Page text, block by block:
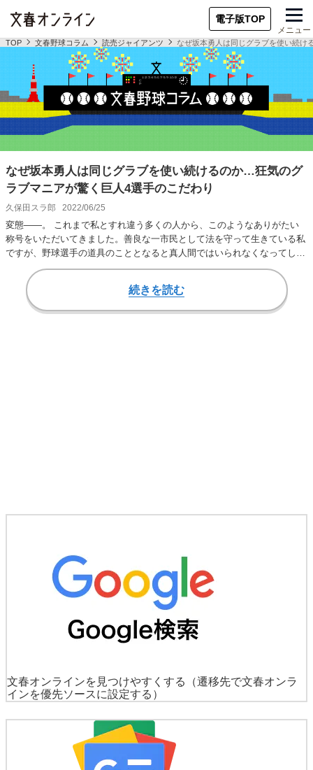
電子版TOP
メニュー
TOP 文春野球コラム 読売ジャイアンツ なぜ坂本勇人は同じグラブを使い続
なぜ坂本勇人は同じグラブを使い続けるのか…狂気のグ
ラブマニアが驚く巨人4選手のこだわり
久保田スラ郎 2022/06/25
変態――。 これまで私とすれ違う多くの人から、このようなありがたい
称号をいただいてきました。善良な一市民として法を守って生きている私
ですが、野球選手の道具のこととなると真人間ではいられなくなってしま
うのです。 とく…
続きを読む
文春オンラインを見つけやすくする
（遷移先で文春オンラ
インを優先ソースに設定する）